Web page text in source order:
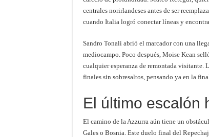
centrales norirlandeses antes de ser
cuando Italia logró conectar líneas y
Sandro Tonali abrió el marcador con una
mediocampo. Poco después, Moise Kean
cualquier esperanza de remontada
finales sin sobresaltos, pensando ya en la
El último escalón
El camino de la Azzurra aún tiene un
Gales o Bosnia. Este duelo final del